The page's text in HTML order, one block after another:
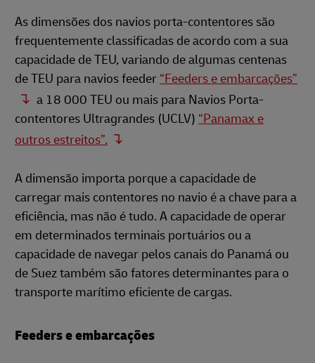
As dimensões dos navios porta-contentores são
frequentemente classificadas de acordo com a sua
capacidade de TEU, variando de algumas centenas
de TEU para navios feeder “Feeders e embarcações”
a 18 000 TEU ou mais para Navios Porta-
contentores Ultragrandes (UCLV) “Panamax e
outros estreitos”.
A dimensão importa porque a capacidade de
carregar mais contentores no navio é a chave para a
eficiência, mas não é tudo. A capacidade de operar
em determinados terminais portuários ou a
capacidade de navegar pelos canais do Panamá ou
de Suez também são fatores determinantes para o
transporte marítimo eficiente de cargas.
Feeders e embarcações